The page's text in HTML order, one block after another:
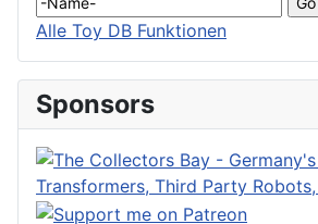
Alle Toy DB Funktionen
Sponsors